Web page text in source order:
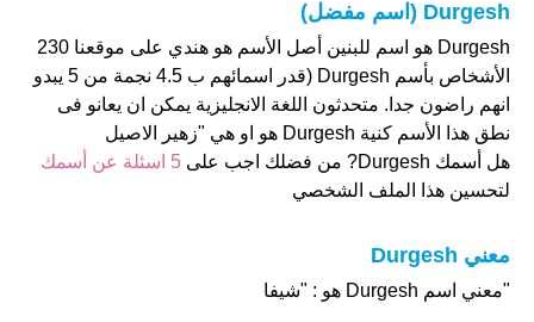
Durgesh (اسم مفضل)
Durgesh هو اسم للبنين أصل الأسم هو هندي على موقعنا 230
الأشخاص بأسم Durgesh (قدر اسمائهم ب 4.5 نجمة من 5 يبدو
انهم راضون جدا. متحدثون اللغة الانجليزية يمكن ان يعانو فى
نطق هذا الأسم كنية Durgesh هو او هي "زهير الاصيل
هل أسمك Durgesh? من فضلك اجب على
5 اسئلة عن أسمك
لتحسين هذا الملف الشخصي
معني Durgesh
"معني اسم Durgesh هو : "شيفا